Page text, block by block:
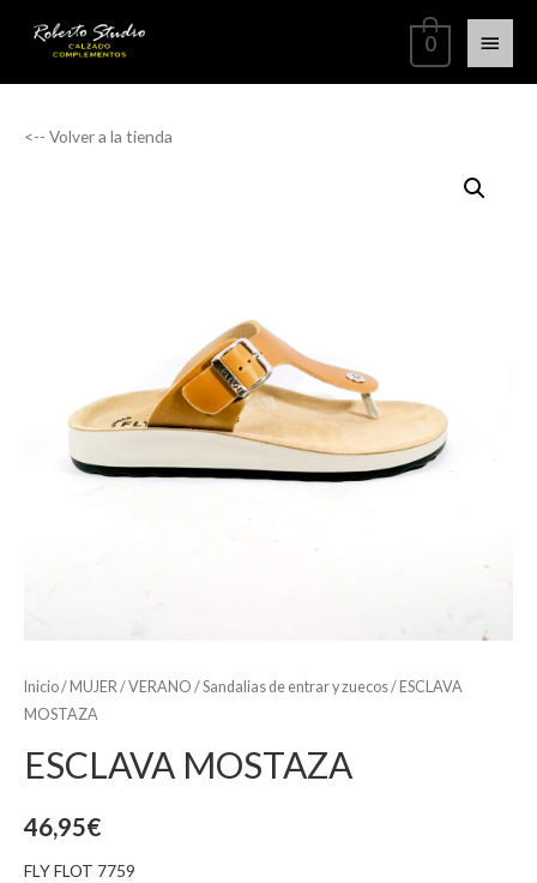
0
<-- Volver a la tienda
Inicio/ MUJER /VERANO /Sandalias de entrar y zuecos/ ESCLAVA
MOSTAZA
ESCLAVA MOSTAZA
46,95€
FLY FLOT 7759